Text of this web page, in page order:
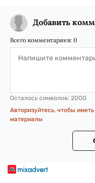
Добавить
Всего комментариев: 0
Осталось символов: 2000
Авторизуйтесь, чтобы
материалы